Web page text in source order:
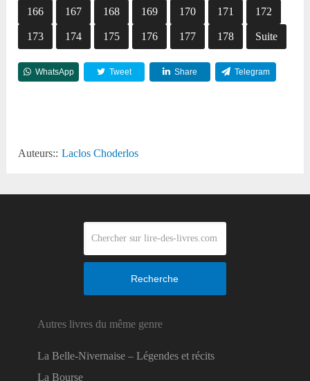
166 167 168 169 170 171 172
173 174 175 176 177 178 Suite
WhatsApp Tweet Share Telegram
Auteurs:: Laclos Choderlos
Recherche
Autres livres du même genre
La Belle-Nivernaise – Légendes et récits
La Bourse